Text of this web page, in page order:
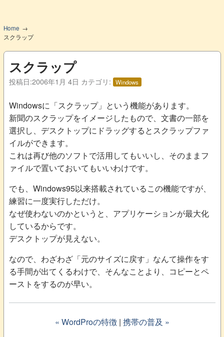
Home
スクラップ
スクラップ
投稿日:2006年1月 4日 カテゴリ: Windows
Windowsに「スクラップ」という機能があります。
新聞のスクラップをイメージしたもので、文書の一部を
選択し、デスクトップにドラッグするとスクラップファ
イルができます。
これは再び他のソフトで活用してもいいし、そのままフ
ァイルで置いておいてもいいわけです。
でも、Windows95以来搭載されているこの機能ですが、
練習に一度実行しただけ。
なぜ使わないのかというと、アプリケーションが最大化
しているからです。
デスクトップが見えない。
なので、わざわざ「元のサイズに戻す」なんて操作をす
る手間が出てくるわけで、そんなことより、コピーとペ
ーストをするのが早い。
« WordProの特徴| 携帯の普及 »